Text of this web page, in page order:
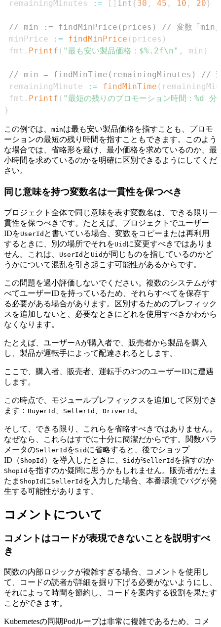
remainingMinutes := [ ] int {30 , 45 , 10 , 20}
// min := findMinPrice(prices) // 変数「min」：
minPrice
:= findMinPrice ( prices )
fmt . Printf ( "最も安い製品価格：$%.2f\n" , min )
// min = findMinTime(remainingMinutes) // 変数
remainingMinute
:= findMinTime (
fmt . Printf ( "最短の残りのプロモーション時間：%d
}
この例では、 minは最も安い製品価格を指すことも、プロモ
ーションの最短の残り時間を指すこともできます。このよう
な場合では、省略形を避け、最小価格を求めているのか、最
小時間を求めているのかを明確に区別できるようにしてくだ
さい。
同じ意味を持つ変数名は一貫性を保つべき
プロジェクト全体で同じ意味を表す変数名は、できる限り一
貫性を保つべきです。たとえば、プロジェクトでユーザー
IDをUserId と書いている場合、変数をコピーまたは再利用
するときに、別の場所でそれをUid に変更すべきではありま
せん。これは、
UserId と Uid が同じものを指しているのかど
うかについて混乱を引き起こす可能性があるからです。
この問題を過小評価しないでください。複数のシステムがす
べてユーザーIDを持っているため、それらすべてを保存す
る必要がある場合があります。区別するためのプレフィック
スを追加しないと、必要なときにどれを使用すべきかわから
なくなります。
たとえば、ユーザーAが購入者で、販売者から製品を購入
し、製品が運転手によって配達されるとします。
ここで、購入者、販売者、運転手の3つのユーザーIDに遭遇
します。
この時点で、モジュールプレフィックスを追加して区別でき
ます： BuyerId SellerId DriverId 。
そして、できる限り、これらを省略すべきではありません。
なぜなら、これらはすでに十分に簡潔だからです。関数パラ
メータのSellerId をSid に省略すると、後でショップ
ID（ ShopId ）を導入したときに、 Sid がSellerId を指すのか
ShopId を指すのか疑問に思うかもしれません。販売者がたま
たま ShopId に SellerId を入力した場合、本番環境でバグが発
生する可能性があります。
コメントについて
コメントはコードが表現できないことを説明すべ
き
関数の内部ロジックが複雑すぎる場合、コメントを使用し
て、コードの読者が詳細を掘り下げる必要がないようにし、
それによって時間を節約し、コードを案内する役割を果たす
ことができます。
Kubernetesの同期Podループは非常に複雑であるため、コメ